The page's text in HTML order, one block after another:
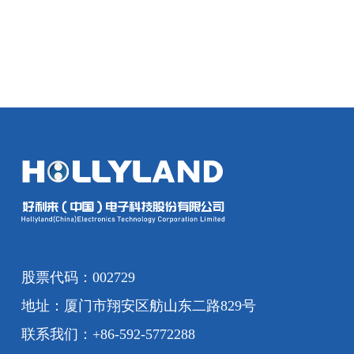
股票代码：002729
地址：厦门市翔安区舫山东二路829号
联系我们：+86-592-5772288